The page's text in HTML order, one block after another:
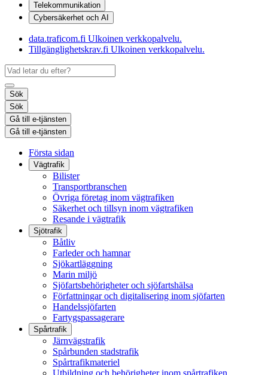
Telekommunikation
Cybersäkerhet och AI
data.traficom.fi Ulkoinen verkkopalvelu.
Tillgänglighetskrav.fi Ulkoinen verkkopalvelu.
Sök
Sök
Gå till e-tjänsten
Gå till e-tjänsten
Första sidan
Vägtrafik
Bilister
Transportbranschen
Övriga företag inom vägtrafiken
Säkerhet och tillsyn inom vägtrafiken
Resande i vägtrafik
Sjötrafik
Båtliv
Farleder och hamnar
Sjökartläggning
Marin miljö
Sjöfartsbehörigheter och sjöfartshälsa
Författningar och digitalisering inom sjöfarten
Handelssjöfarten
Fartygspassagerare
Spårtrafik
Järnvägstrafik
Spårbunden stadstrafik
Spårtrafikmateriel
Utbildning och behörigheter inom spårtrafiken